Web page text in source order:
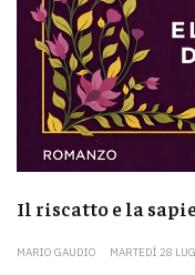
Il riscatto e la
MARIO GAUDIO MARTEDÌ 28